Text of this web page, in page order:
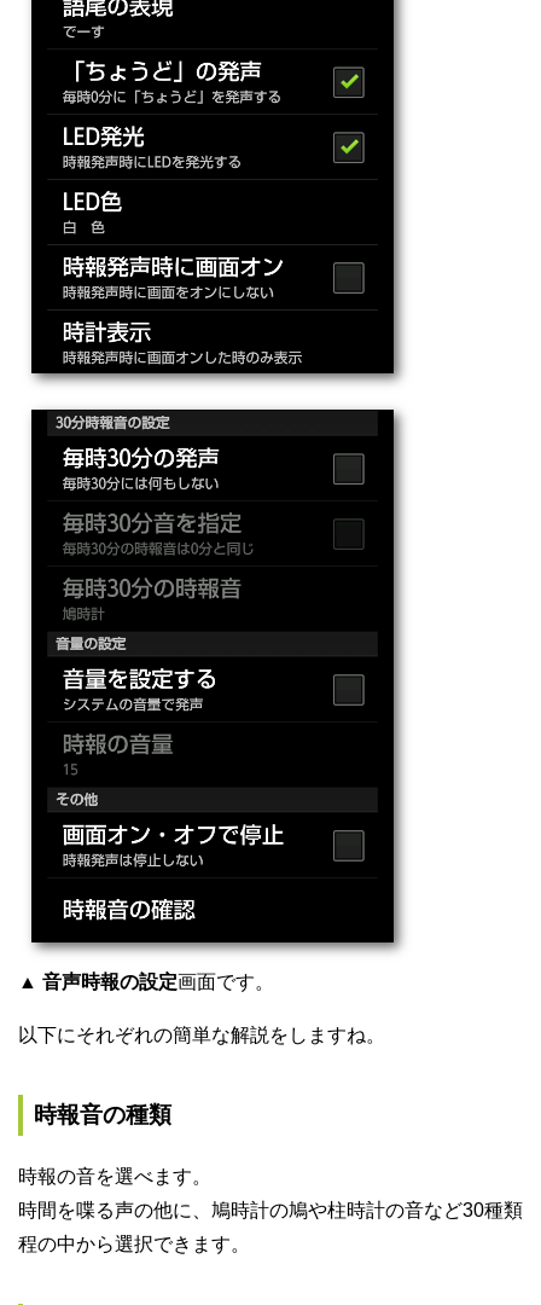
▲ 音声時報の設定画面です。
以下にそれぞれの簡単な解説をしますね。
時報音の種類
時報の音を選べます。
時間を喋る声の他に、鳩時計の鳩や柱時計の音など30種類
程の中から選択できます。